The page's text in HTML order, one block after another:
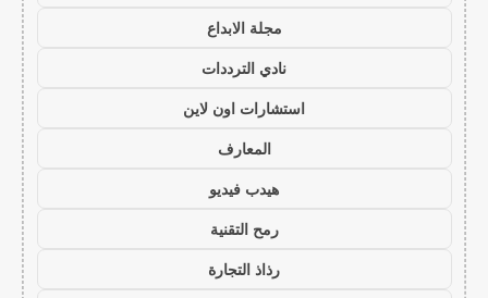
مجلة الابداع
نادي الترددات
استشارات اون لاين
المعارف
هيدب فيديو
رمح التقنية
رذاذ التجارة